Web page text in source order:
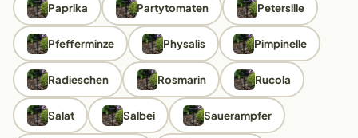
Paprika Partytomaten Petersilie
Pfefferminze Physalis Pimpinelle
Radieschen Rosmarin Rucola
Salat Salbei Sauerampfer